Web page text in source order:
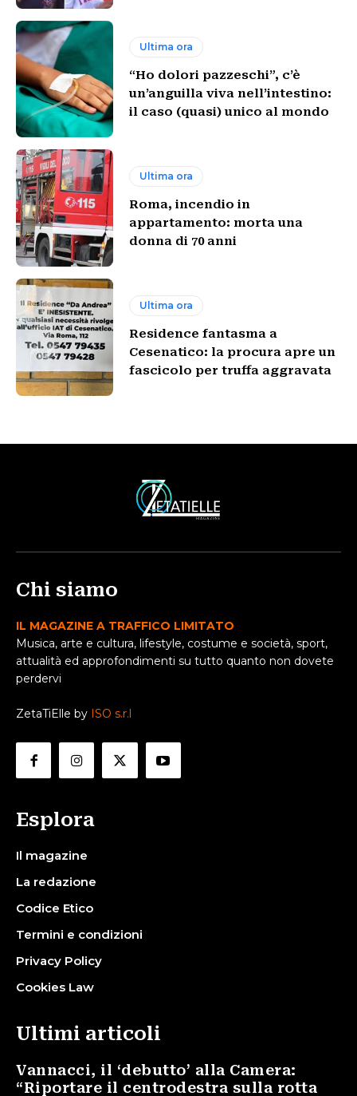
Ultima ora
“Ho dolori pazzeschi”, c’è
un’anguilla viva nell’intestino:
il caso (quasi) unico al mondo
Ultima ora
Roma, incendio in
appartamento: morta una
donna di 70 anni
Ultima ora
Residence fantasma a
Cesenatico: la procura apre un
fascicolo per truffa aggravata
Chi siamo
IL MAGAZINE A TRAFFICO LIMITATO
Musica, arte e cultura, lifestyle, costume e società, sport,
attualità ed approfondimenti su tutto quanto non dovete
perdervi
ZetaTiElle by ISO s.r.l
Esplora
Il magazine
La redazione
Codice Etico
Termini e condizioni
Privacy Policy
Cookies Law
Ultimi articoli
Vannacci, il ‘debutto’ alla Camera:
“Riportare il centrodestra sulla rotta